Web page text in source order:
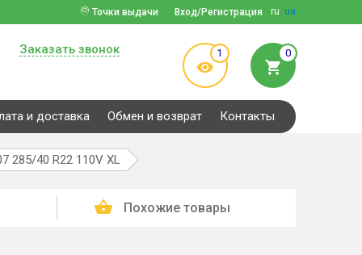
ru ua
Вход/Регистрация
Точки выдачи
Заказать звонок 1 0
и доставка Обмен и возврат Контакты
285/40 R22 110V XL
Похожие товары